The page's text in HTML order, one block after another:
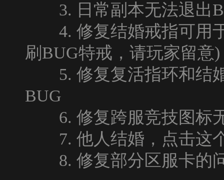
3. 日常副本无法退出
4. 修复结婚戒指可用于
刷BUG特戒，请玩家留意)
5. 修复复活指环和结婚
BUG
6. 修复跨服竞技图标
7. 他人结婚，点击这个
8. 修复部分区服卡的